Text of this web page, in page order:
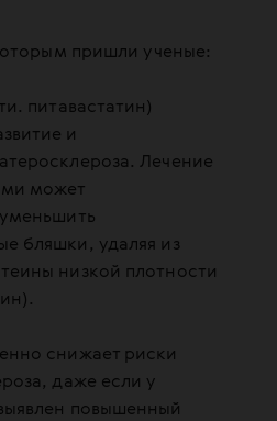
пришли ученые:
питавастатин)
и
Лечение
может
бляшки, удаляя из
низкой плотности
снижает риски
даже если у
повышенный